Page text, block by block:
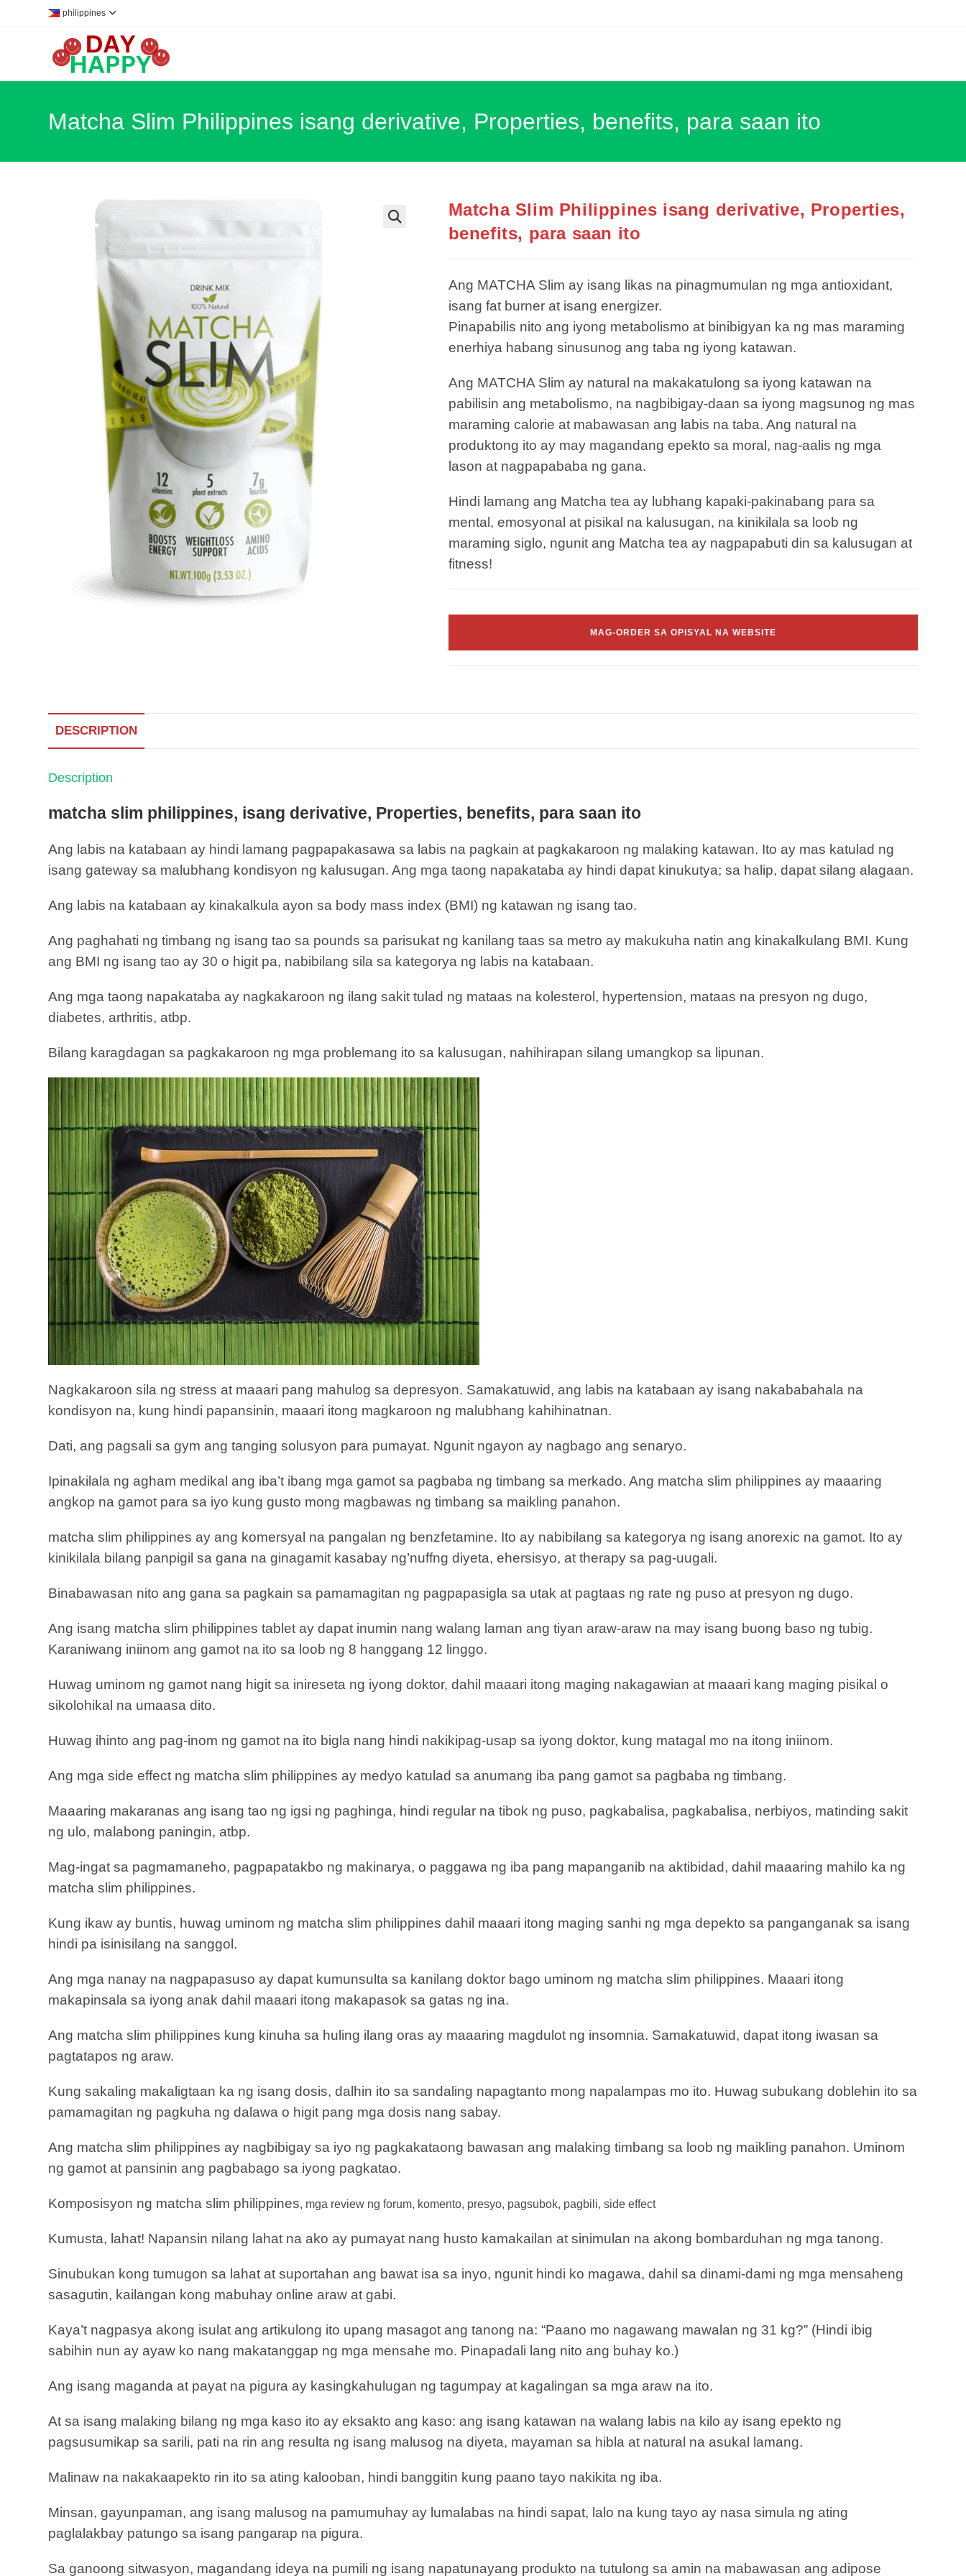
philippines
Matcha Slim Philippines isang derivative, Properties, benefits, para saan ito
Matcha Slim Philippines isang derivative, Properties,
benefits, para saan ito
Ang MATCHA Slim ay isang likas na pinagmumulan ng mga antioxidant,
isang fat burner at isang energizer.
Pinapabilis nito ang iyong metabolismo at binibigyan ka ng mas maraming
enerhiya habang sinusunog ang taba ng iyong katawan.
Ang MATCHA Slim ay natural na makakatulong sa iyong katawan na
pabilisin ang metabolismo, na nagbibigay-daan sa iyong magsunog ng mas
maraming calorie at mabawasan ang labis na taba. Ang natural na
produktong ito ay may magandang epekto sa moral, nag-aalis ng mga
lason at nagpapababa ng gana.
Hindi lamang ang Matcha tea ay lubhang kapaki-pakinabang para sa
mental, emosyonal at pisikal na kalusugan, na kinikilala sa loob ng
maraming siglo, ngunit ang Matcha tea ay nagpapabuti din sa kalusugan at
fitness!
MAG-ORDER SA OPISYAL NA WEBSITE
DESCRIPTION
Description
matcha slim philippines, isang derivative, Properties, benefits, para saan ito
Ang labis na katabaan ay hindi lamang pagpapakasawa sa labis na pagkain at pagkakaroon ng malaking katawan. Ito ay mas katulad ng
isang gateway sa malubhang kondisyon ng kalusugan. Ang mga taong napakataba ay hindi dapat kinukutya; sa halip, dapat silang alagaan.
Ang labis na katabaan ay kinakalkula ayon sa body mass index (BMI) ng katawan ng isang tao.
Ang paghahati ng timbang ng isang tao sa pounds sa parisukat ng kanilang taas sa metro ay makukuha natin ang kinakalkulang BMI. Kung
ang BMI ng isang tao ay 30 o higit pa, nabibilang sila sa kategorya ng labis na katabaan.
Ang mga taong napakataba ay nagkakaroon ng ilang sakit tulad ng mataas na kolesterol, hypertension, mataas na presyon ng dugo,
diabetes, arthritis, atbp.
Bilang karagdagan sa pagkakaroon ng mga problemang ito sa kalusugan, nahihirapan silang umangkop sa lipunan.
Nagkakaroon sila ng stress at maaari pang mahulog sa depresyon. Samakatuwid, ang labis na katabaan ay isang nakababahala na
kondisyon na, kung hindi papansinin, maaari itong magkaroon ng malubhang kahihinatnan.
Dati, ang pagsali sa gym ang tanging solusyon para pumayat. Ngunit ngayon ay nagbago ang senaryo.
Ipinakilala ng agham medikal ang iba’t ibang mga gamot sa pagbaba ng timbang sa merkado. Ang matcha slim philippines ay maaaring
angkop na gamot para sa iyo kung gusto mong magbawas ng timbang sa maikling panahon.
matcha slim philippines ay ang komersyal na pangalan ng benzfetamine. Ito ay nabibilang sa kategorya ng isang anorexic na gamot. Ito ay
kinikilala bilang panpigil sa gana na ginagamit kasabay ng’nuffng diyeta, ehersisyo, at therapy sa pag-uugali.
Binabawasan nito ang gana sa pagkain sa pamamagitan ng pagpapasigla sa utak at pagtaas ng rate ng puso at presyon ng dugo.
Ang isang matcha slim philippines tablet ay dapat inumin nang walang laman ang tiyan araw-araw na may isang buong baso ng tubig.
Karaniwang iniinom ang gamot na ito sa loob ng 8 hanggang 12 linggo.
Huwag uminom ng gamot nang higit sa inireseta ng iyong doktor, dahil maaari itong maging nakagawian at maaari kang maging pisikal o
sikolohikal na umaasa dito.
Huwag ihinto ang pag-inom ng gamot na ito bigla nang hindi nakikipag-usap sa iyong doktor, kung matagal mo na itong iniinom.
Ang mga side effect ng matcha slim philippines ay medyo katulad sa anumang iba pang gamot sa pagbaba ng timbang.
Maaaring makaranas ang isang tao ng igsi ng paghinga, hindi regular na tibok ng puso, pagkabalisa, pagkabalisa, nerbiyos, matinding sakit
ng ulo, malabong paningin, atbp.
Mag-ingat sa pagmamaneho, pagpapatakbo ng makinarya, o paggawa ng iba pang mapanganib na aktibidad, dahil maaaring mahilo ka ng
matcha slim philippines.
Kung ikaw ay buntis, huwag uminom ng matcha slim philippines dahil maaari itong maging sanhi ng mga depekto sa panganganak sa isang
hindi pa isinisilang na sanggol.
Ang mga nanay na nagpapasuso ay dapat kumunsulta sa kanilang doktor bago uminom ng matcha slim philippines. Maaari itong
makapinsala sa iyong anak dahil maaari itong makapasok sa gatas ng ina.
Ang matcha slim philippines kung kinuha sa huling ilang oras ay maaaring magdulot ng insomnia. Samakatuwid, dapat itong iwasan sa
pagtatapos ng araw.
Kung sakaling makaligtaan ka ng isang dosis, dalhin ito sa sandaling napagtanto mong napalampas mo ito. Huwag subukang doblehin ito sa
pamamagitan ng pagkuha ng dalawa o higit pang mga dosis nang sabay.
Ang matcha slim philippines ay nagbibigay sa iyo ng pagkakataong bawasan ang malaking timbang sa loob ng maikling panahon. Uminom
ng gamot at pansinin ang pagbabago sa iyong pagkatao.
Komposisyon ng matcha slim philippines, mga review ng forum, komento, presyo, pagsubok, pagbili, side effect
Kumusta, lahat! Napansin nilang lahat na ako ay pumayat nang husto kamakailan at sinimulan na akong bombarduhan ng mga tanong.
Sinubukan kong tumugon sa lahat at suportahan ang bawat isa sa inyo, ngunit hindi ko magawa, dahil sa dinami-dami ng mga mensaheng
sasagutin, kailangan kong mabuhay online araw at gabi.
Kaya’t nagpasya akong isulat ang artikulong ito upang masagot ang tanong na: “Paano mo nagawang mawalan ng 31 kg?” (Hindi ibig
sabihin nun ay ayaw ko nang makatanggap ng mga mensahe mo. Pinapadali lang nito ang buhay ko.)
Ang isang maganda at payat na pigura ay kasingkahulugan ng tagumpay at kagalingan sa mga araw na ito.
At sa isang malaking bilang ng mga kaso ito ay eksakto ang kaso: ang isang katawan na walang labis na kilo ay isang epekto ng
pagsusumikap sa sarili, pati na rin ang resulta ng isang malusog na diyeta, mayaman sa hibla at natural na asukal lamang.
Malinaw na nakakaapekto rin ito sa ating kalooban, hindi banggitin kung paano tayo nakikita ng iba.
Minsan, gayunpaman, ang isang malusog na pamumuhay ay lumalabas na hindi sapat, lalo na kung tayo ay nasa simula ng ating
paglalakbay patungo sa isang pangarap na pigura.
Sa ganoong sitwasyon, magandang ideya na pumili ng isang napatunayang produkto na tutulong sa amin na mabawasan ang adipose